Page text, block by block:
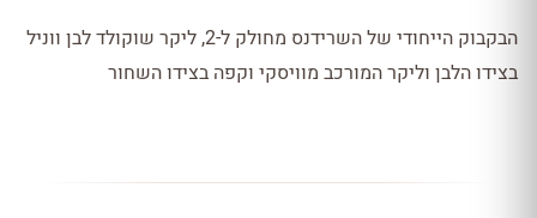
הבקבוק הייחודי של השרידנס מחולק ל-2, ליקר שוקולד לבן ווניל
בצידו הלבן וליקר המורכב מוויסקי וקפה בצידו השחור